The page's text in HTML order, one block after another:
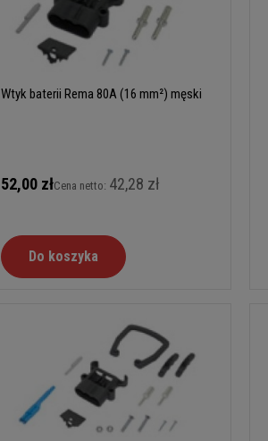
Wtyk baterii Rema 80A (16 mm²) męski
52,00 złCena netto: 42,28 zł
Do koszyka